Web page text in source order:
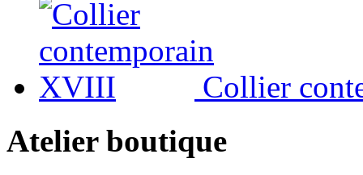
Collier
Atelier boutique